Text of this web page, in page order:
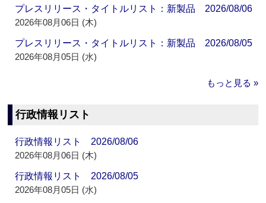
プレスリリース・タイトルリスト：新製品 2026/08/06
2026年08月06日 (木)
プレスリリース・タイトルリスト：新製品 2026/08/05
2026年08月05日 (水)
もっと見る »
行政情報リスト
行政情報リスト 2026/08/06
2026年08月06日 (木)
行政情報リスト 2026/08/05
2026年08月05日 (水)